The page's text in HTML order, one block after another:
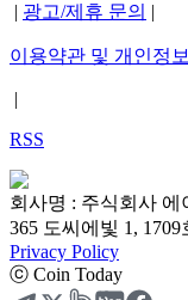
광고/제휴 문의
이용약관 및 개인정
RSS
회사명 : 주식회사 에
365 도씨에빛 1, 1709
Privacy Policy
ⓒ Coin Today